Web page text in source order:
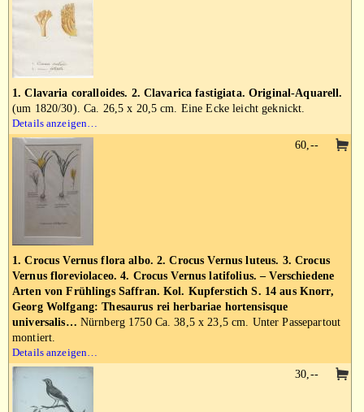
1. Clavaria coralloides. 2. Clavarica fastigiata. Original-Aquarell.
(um 1820/30). Ca. 26,5 x 20,5 cm. Eine Ecke leicht geknickt.
Details anzeigen…
1. Crocus Vernus flora albo. 2. Crocus Vernus luteus. 3. Crocus
Vernus floreviolaceo. 4. Crocus Vernus latifolius. – Verschiedene
Arten von Frühlings Saffran. Kol. Kupferstich S. 14 aus Knorr,
Georg Wolfgang: Thesaurus rei herbariae hortensisque
universalis… Nürnberg 1750 Ca. 38,5 x 23,5 cm. Unter Passepartout
montiert.
Details anzeigen…
60,--
30,--